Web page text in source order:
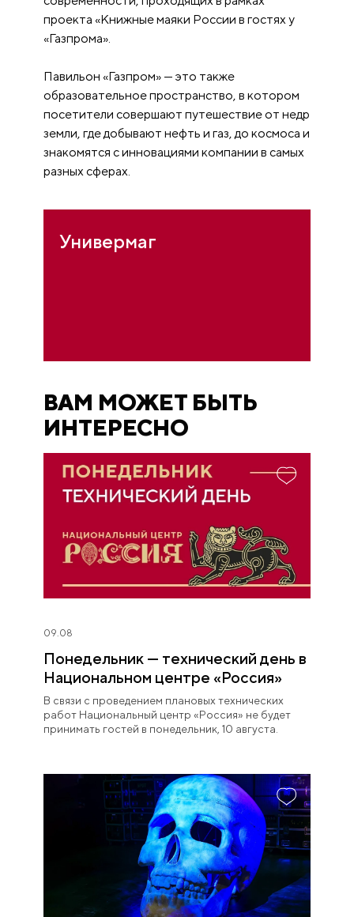
проекта «Книжные маяки России в гостях у
«Газпрома».
Павильон «Газпром» — это также
образовательное пространство, в котором
посетители совершают путешествие от недр
земли, где добывают нефть и газ, до космоса и
знакомятся с инновациями компании в самых
разных сферах.
Универмаг
ВАМ МОЖЕТ БЫТЬ
ИНТЕРЕСНО
09.08
Понедельник — технический день в
Национальном центре «Россия»
В связи с проведением плановых технических
работ Национальный центр «Россия» не будет
принимать гостей в понедельник, 10 августа.